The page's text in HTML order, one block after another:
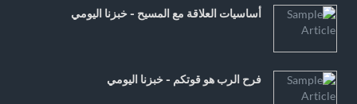
أساسيات العلاقة مع المسيح - خبزنا اليومي
فرح الرب هو قوتكم - خبزنا اليومي